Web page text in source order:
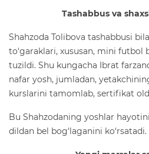
Tashabbus va
Shahzoda Tolibova tashabbusi
to‘garaklari, xususan, mini futbol
tuzildi. Shu kungacha Ibrat
nafar yosh, jumladan,
kurslarini tamomlab, sertifikat
Bu Shahzodaning yoshlar
dildan bel bog‘laganini ko‘rsatadi.